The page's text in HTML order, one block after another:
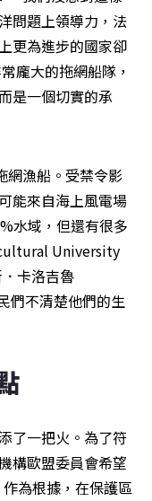
問題上領導力，法
更為進步的國家卻
龐大的拖網船隊，
是一個切實的承
網漁船。受禁令影
能來自海上風電場
水域，但還有很多
University
卡洛吉魯
們不清楚他們的生
了一把火。為了符
構歐盟委員會希望
為根據，在保護區